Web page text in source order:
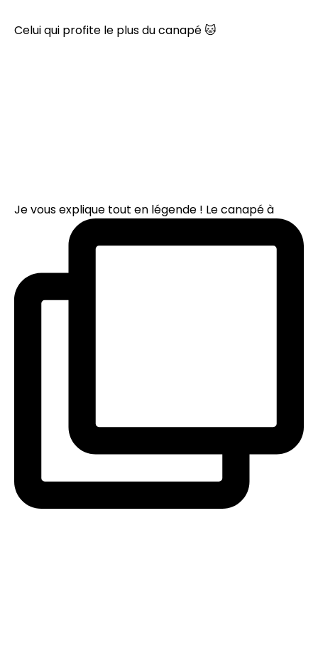
Celui qui profite le plus du canapé 🐱
Je vous explique tout en légende ! Le canapé à